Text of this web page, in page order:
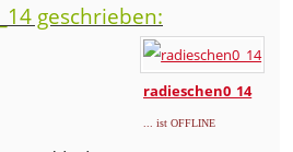
geschrieben:
radieschen0_14
... ist OFFLINE